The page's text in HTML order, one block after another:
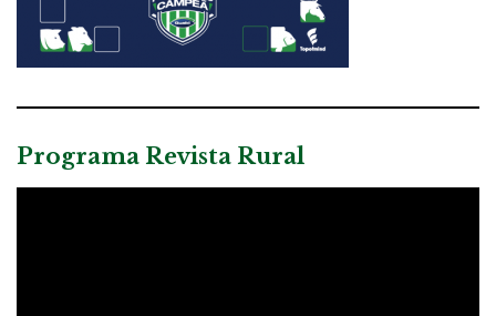
Programa Revista Rural